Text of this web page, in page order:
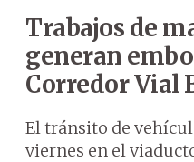
Trabajos de
generan
Corredor Vial
El tránsito de
viernes en el